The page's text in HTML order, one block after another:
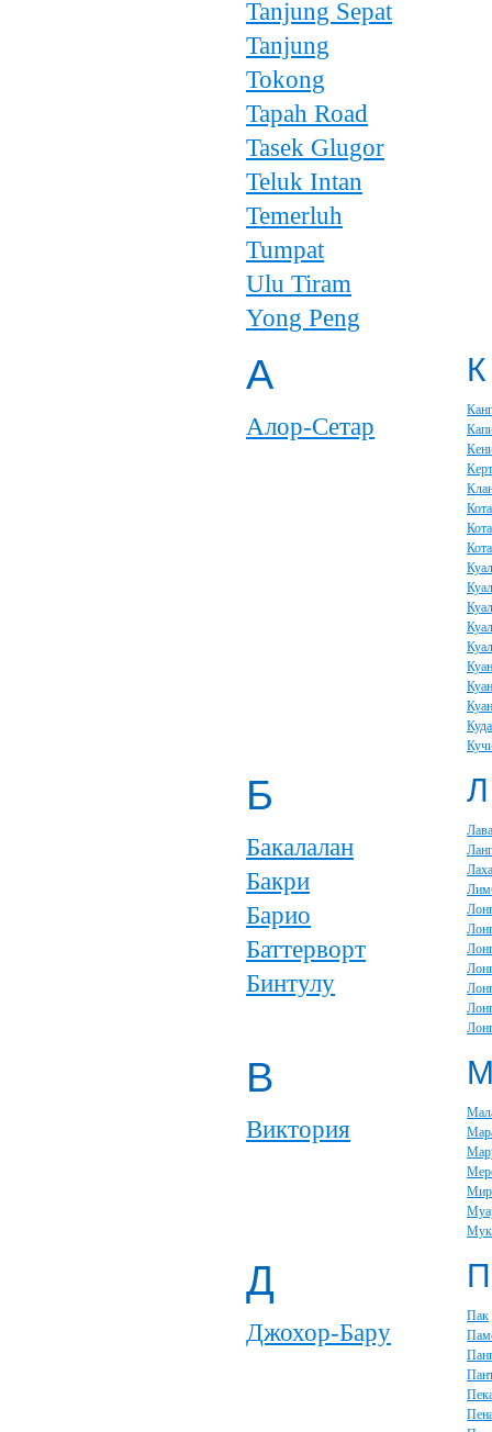
Tanjung Sepat
Tanjung
Tokong
Tapah Road
Tasek Glugor
Teluk Intan
Temerluh
Tumpat
Ulu Tiram
Yong Peng
А
Алор-Сетар
К
Б
Бакалалан
Бакри
Барио
Баттерворт
Бинтулу
Л
В
Виктория
Д
Джохор-Бару
П
Пак